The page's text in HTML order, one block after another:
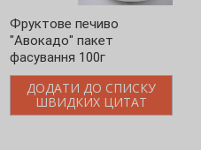
Фруктове печиво
"Авокадо" пакет
фасування 100г
ДОДАТИ ДО СПИСКУ
ШВИДКИХ ЦИТАТ